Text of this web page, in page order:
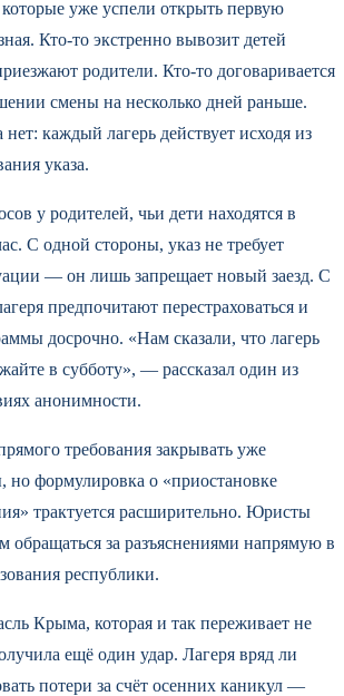
уже успели открыть первую
Кто-то экстренно вывозит детей
родители. Кто-то договаривается
смены на несколько дней раньше.
каждый лагерь действует исходя из
указа.
у родителей, чьи дети находятся в
С одной стороны, указ не требует
— он лишь запрещает новый заезд. С
предпочитают перестраховаться и
досрочно. «Нам сказали, что лагерь
в субботу», — рассказал один из
анонимности.
требования закрывать уже
формулировка о «приостановке
трактуется расширительно. Юристы
обращаться за разъяснениями напрямую в
республики.
Крыма, которая и так переживает не
ещё один удар. Лагеря вряд ли
потери за счёт осенних каникул —